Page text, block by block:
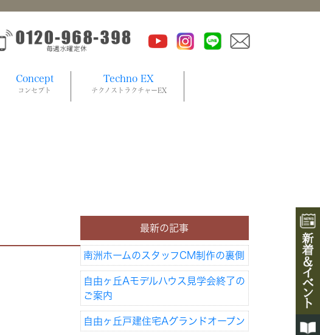
Concept
コンセプト
Techno EX
テクノストラクチャーEX
最新の記事
南洲ホームのスタッフCM制作の裏側
自由ヶ丘Aモデルハウス見学会終了の
ご案内
自由ヶ丘戸建住宅Aグランドオープン